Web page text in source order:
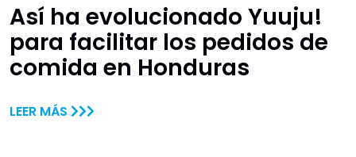
Así ha evolucionado Yuuju!
para facilitar los pedidos de
comida en Honduras
LEER MÁS